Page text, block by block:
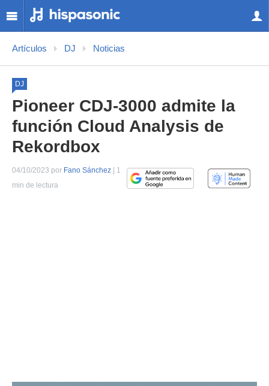
Artículos DJ Noticias
DJ
Pioneer CDJ-3000 admite la
función Cloud Analysis de
Rekordbox
04/10/2023 por Fano Sánchez | 1
min de lectura